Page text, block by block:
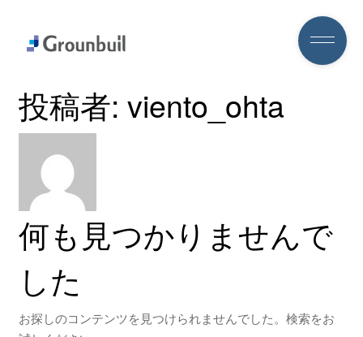
投稿者: viento_ohta
何も見つかりませんで
した
お探しのコンテンツを見つけられませんでした。検索をお